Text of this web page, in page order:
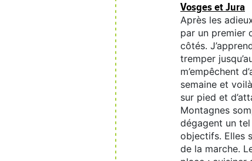
Vosges et Jura
Après les
par un premier
côtés.
tremper
m’empêchent
semaine et
sur pied et
Montagnes
dégagent un tel
objectifs. Elles
de la marche.